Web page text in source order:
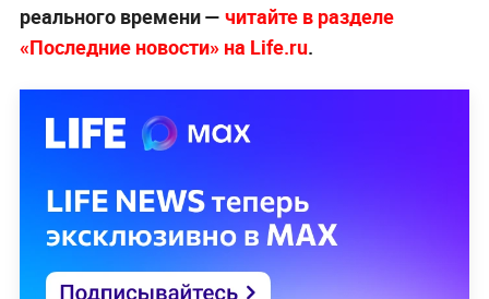
реального времени — читайте в разделе
«Последние новости» на Life.ru.